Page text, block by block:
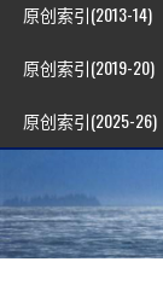
原创索引(2013-14)
原创索引(2019-20)
原创索引(2025-26)